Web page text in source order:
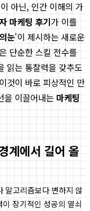
아닌, 인간 이해의 가
마케팅 후기가 이를
눈'이 제시하는 새로운
단순한 스킬 전수를
읽는 통찰력을 갖추도
것이 바로 피상적인 만
을 이끌어내는 마케팅
계에서 길어 올
알고리즘보다 변하지 않
장기적인 성공의 열쇠